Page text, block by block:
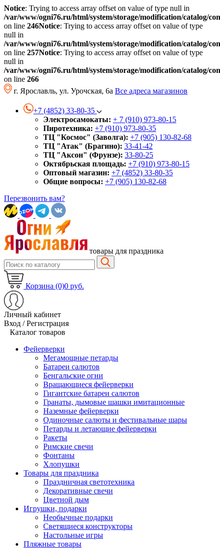
Notice: Trying to access array offset on value of type null in
/var/www/ogni76.ru/html/system/storage/modification/catalog/
on line 246Notice: Trying to access array offset on value of type
null in
/var/www/ogni76.ru/html/system/storage/modification/catalog/
on line 257Notice: Trying to access array offset on value of type
null in
/var/www/ogni76.ru/html/system/storage/modification/catalog/
on line 266
г. Ярославль, ул. Урочская, 6а Все адреса магазинов
+7 (4852) 33-80-35
Электросамокаты: + 7 (910) 973-80-15
Пиротехника: +7 (910) 973-80-35
ТЦ "Космос" (Заволга): +7 (905) 130-82-68
ТЦ "Атак" (Брагино): 33-41-42
ТЦ "Аксон" (Фрунзе): 33-80-25
Октябрьская площадь: +7 (910) 973-80-15
Оптовый магазин: +7 (4852) 33-80-35
Общие вопросы: +7 (905) 130-82-68
Перезвонить вам?
товары для праздника
Корзина (0)0 руб.
Личный кабинет
Вход / Регистрация
Каталог товаров
Фейерверки
Мегамощные петарды
Батареи салютов
Бенгальские огни
Вращающиеся фейерверки
Гигантские батареи салютов
Гранаты, дымовые шашки имитационные
Наземные фейерверки
Одиночные салюты и фестивальные шары
Петарды и летающие фейерверки
Ракеты
Римские свечи
Фонтаны
Хлопушки
Товары для праздника
Праздничная светотехника
Декоративные свечи
Цветной дым
Игрушки, подарки
Необычные подарки
Светящиеся конструкторы
Настольные игры
Пляжные товары